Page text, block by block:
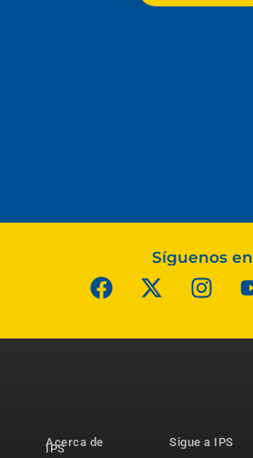
Síguenos
Acerca de
IPS
Sigue a IPS